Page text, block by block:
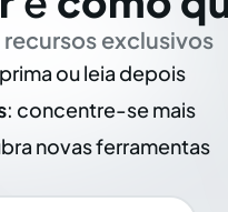
recursos exclusivos
ou leia depois
: concentre-se mais
novas ferramentas